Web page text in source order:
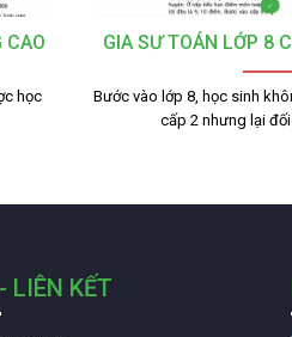
CAO
học
GIA SƯ TOÁN LỚP 8
Bước vào lớp 8, học sinh
cấp 2 nhưng lại
LIÊN KẾT